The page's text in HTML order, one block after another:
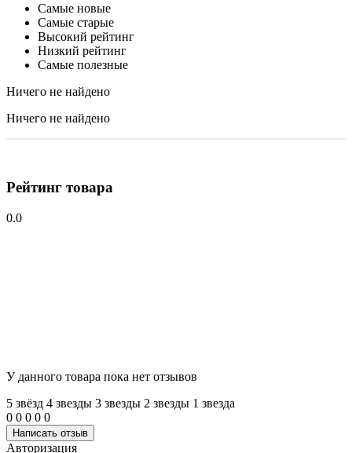
Самые новые
Самые старые
Высокий рейтинг
Низкий рейтинг
Самые полезные
Ничего не найдено
Ничего не найдено
Рейтинг товара
0.0
У данного товара пока нет отзывов
5 звёзд 4 звeзды 3 звeзды 2 звeзды 1 звeзда
0 0 0 0 0
Написать отзыв
Авторизация